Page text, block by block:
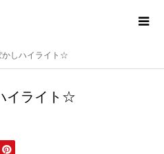
かしハイライト☆
イライト☆